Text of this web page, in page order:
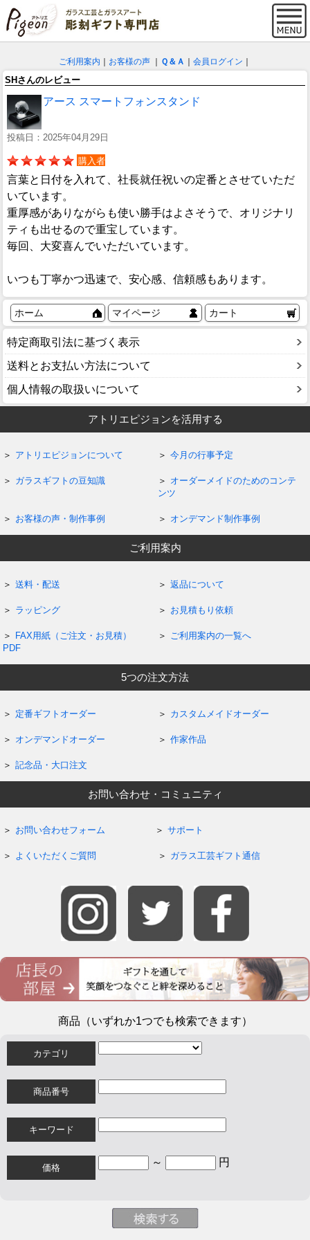
ご利用案内 お客様の声 Ｑ＆Ａ 会員ログイン
SHさんのレビュー
アース スマートフォンスタンド
投稿日：2025年04月29日
購入者
言葉と日付を入れて、社長就任祝いの定番とさせていただ
いています。
重厚感がありながらも使い勝手はよさそうで、オリジナリ
ティも出せるので重宝しています。
毎回、大変喜んでいただいています。
いつも丁寧かつ迅速で、安心感、信頼感もあります。
ホーム マイページ カート
特定商取引法に基づく表示
送料とお支払い方法について
個人情報の取扱いについて
アトリエピジョンを活用する
アトリエピジョンについて 今月の行事予定
ガラスギフトの豆知識
オーダーメイドのためのコンテ
ンツ
お客様の声・制作事例 オンデマンド制作事例
ご利用案内
送料・配送 返品について
ラッピング お見積もり依頼
FAX用紙（ご注文・お見積）
PDF
ご利用案内の一覧へ
5つの注文方法
定番ギフトオーダー カスタムメイドオーダー
オンデマンドオーダー 作家作品
記念品・大口注文
お問い合わせ・コミュニティ
お問い合わせフォーム サポート
よくいただくご質問 ガラス工芸ギフト通信
商品（いずれか1つでも検索できます）
カテゴリ
商品番号
キーワード
価格 ～ 円